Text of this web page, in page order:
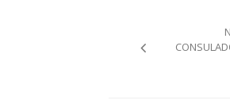
de